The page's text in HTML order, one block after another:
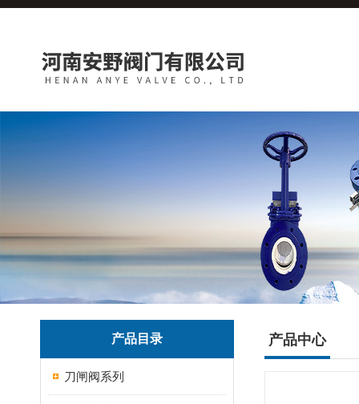
产品目录
刀闸阀系列
产品中心